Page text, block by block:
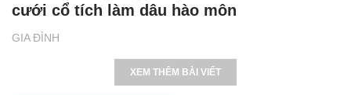
GIA ĐÌNH
cưới cổ tích làm dâu hào môn
XEM THÊM BÀI VIẾT